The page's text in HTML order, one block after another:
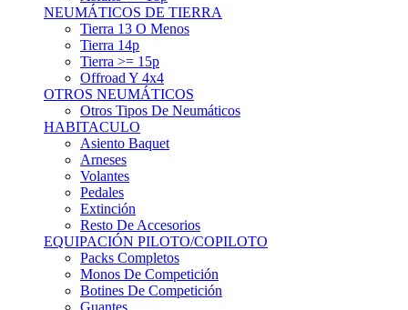
Tierra 13 O Menos
Tierra 14p
Tierra >= 15p
Offroad Y 4x4
OTROS NEUMÁTICOS
Otros Tipos De Neumáticos
HABITACULO
Asiento Baquet
Arneses
Volantes
Pedales
Extinción
Resto De Accesorios
EQUIPACIÓN PILOTO/COPILOTO
Packs Completos
Monos De Competición
Botines De Competición
Guantes
Ropa Interior